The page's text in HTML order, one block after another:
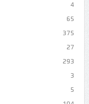
4
65
375
27
293
3
5